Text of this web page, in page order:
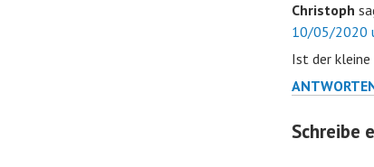
Christoph
10/05/2020
Ist der kleine
Schreibe